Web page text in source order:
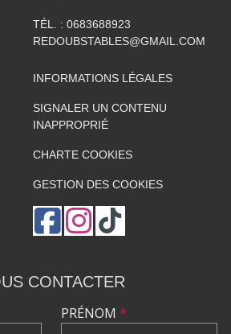
TÉL. : 0683688923
REDOUBSTABLES@GMAIL.COM
INFORMATIONS LÉGALES
SIGNALER UN CONTENU
INAPPROPRIÉ
CHARTE COOKIES
GESTION DES COOKIES
CONTACTER
PRÉNOM *